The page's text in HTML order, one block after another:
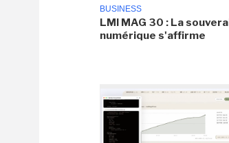
BUSINESS
LMI MAG 30 : La
numérique s'affirme